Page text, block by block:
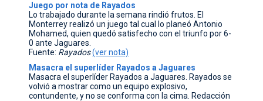
Juego por nota de Rayados
Lo trabajado durante la semana rindió frutos. El
Monterrey realizó un juego tal cual lo planeó Antonio
Mohamed, quien quedó satisfecho con el triunfo por 6-
0 ante Jaguares.
Fuente: Rayados(ver nota)
Masacra el superlíder Rayados a Jaguares
Masacra el superlíder Rayados a Jaguares. Rayados se
volvió a mostrar como un equipo explosivo,
contundente, y no se conforma con la cima. Redacción